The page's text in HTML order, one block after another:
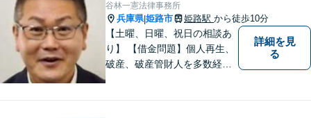
谷林一憲法律事務所
兵庫県|姫路市 姫路駅 から徒歩10分
【土曜、日曜、祝日の相談あ
り】 【借金問題】個人再生、
破産、破産管財人を多数経
詳細を見
る